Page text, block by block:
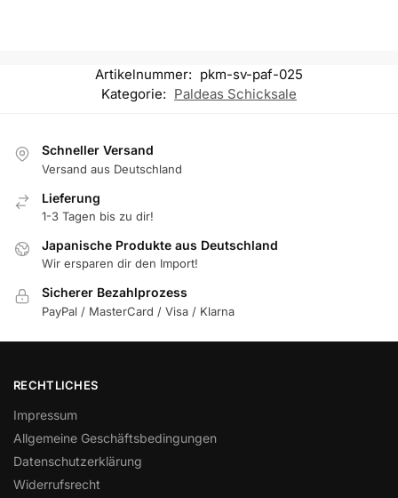
Artikelnummer: pkm-sv-paf-025
Kategorie: Paldeas Schicksale
Schneller Versand
Versand aus Deutschland
Lieferung
1-3 Tagen bis zu dir!
Japanische Produkte aus Deutschland
Wir ersparen dir den Import!
Sicherer Bezahlprozess
PayPal / MasterCard / Visa / Klarna
RECHTLICHES
Impressum
Allgemeine Geschäftsbedingungen
Datenschutzerklärung
Widerrufsrecht